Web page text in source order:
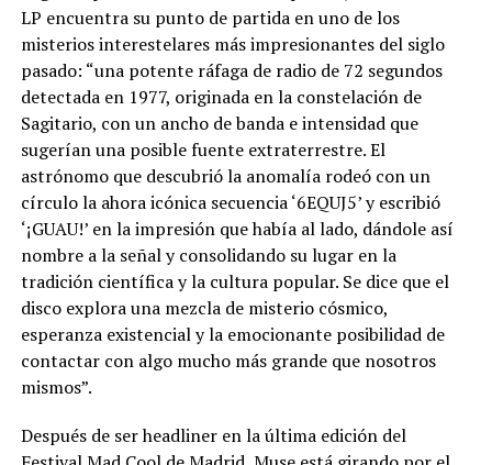
LP encuentra su punto de partida en uno de los
misterios interestelares más impresionantes del siglo
pasado: “una potente ráfaga de radio de 72 segundos
detectada en 1977, originada en la constelación de
Sagitario, con un ancho de banda e intensidad que
sugerían una posible fuente extraterrestre. El
astrónomo que descubrió la anomalía rodeó con un
círculo la ahora icónica secuencia ‘6EQUJ5’ y escribió
‘¡GUAU!’ en la impresión que había al lado, dándole así
nombre a la señal y consolidando su lugar en la
tradición científica y la cultura popular. Se dice que el
disco explora una mezcla de misterio cósmico,
esperanza existencial y la emocionante posibilidad de
contactar con algo mucho más grande que nosotros
mismos”.
Después de ser headliner en la última edición del